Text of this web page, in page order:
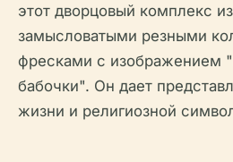
этот дворцовый комплекс
замысловатыми резными
фресками с изображением
бабочки". Он дает
жизни и религиозной